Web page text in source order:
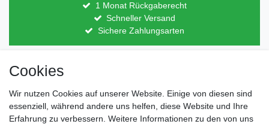
1 Monat Rückgaberecht
Schneller Versand
Sichere Zahlungsarten
Direkt vom Hersteller
Lagerware
Cookies
Wir nutzen Cookies auf unserer Website. Einige von diesen sind
essenziell, während andere uns helfen, diese Website und Ihre
Erfahrung zu verbessern. Weitere Informationen zu den von uns